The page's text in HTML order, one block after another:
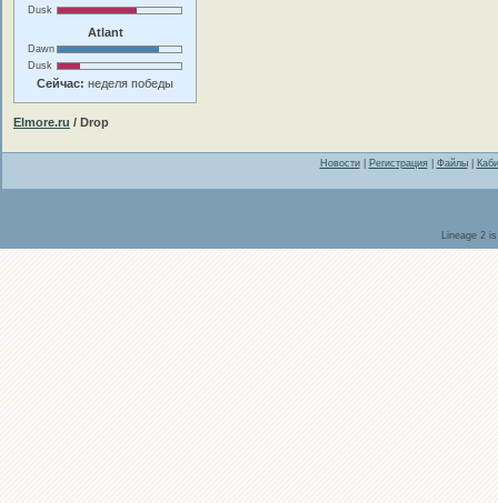
Dusk
Atlant
Dawn
Dusk
Сейчас: неделя победы
Elmore.ru / Drop
Новости| Регистрация| Файлы|
Lineage 2